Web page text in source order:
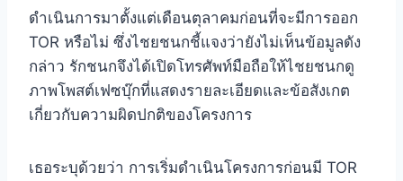
ดำเนินการมาตั้งแต่เดือนตุลาคมก่อนที่จะมีการออก
TOR หรือไม่ ซึ่งไชยชนกชี้แจงว่ายังไม่เห็นข้อมูลดัง
กล่าว รักชนกจึงได้เปิดโทรศัพท์มือถือให้ไชยชนกดู
ภาพโพสต์เฟซบุ๊กที่แสดงรายละเอียดและข้อสังเกต
เกี่ยวกับความผิดปกติของโครงการ
เธอระบุด้วยว่า การเริ่มดำเนินโครงการก่อนมี TOR